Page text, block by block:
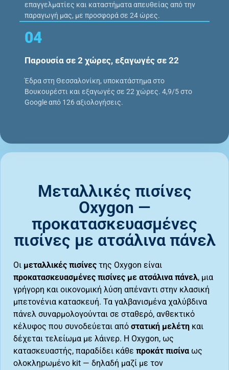
επαγγελματίες και καταστήματα απευθείας από την
παραγωγή μας, με προσφορά σε 24 ώρες.
04
Παρουσία σε 2 χώρες, εξαγωγές σε 22
Έδρα στη Θεσσαλονίκη, υποκατάστημα στο
Βουκουρέστι και εξαγωγές σε 22 χώρες. 4,9/5 στο
Google από 126 αξιολογήσεις.
Μεταλλικές πισίνες
Oxygon —
προκατασκευασμένες
πισίνες με ατσάλινα πάνελ
Οι μεταλλικές πισίνες της Oxygon είναι
προκατασκευασμένες πισίνες με ατσάλινα πάνελ, μια
γρήγορη και οικονομική λύση απέναντι στην κλασική
μπετονένια κατασκευή. Τα γαλβανισμένα χαλύβδινα
πάνελ συναρμολογούνται σε σταθερό, ανθεκτικό
κέλυφος που συνοδεύεται από στατική μελέτη και
δέχεται τελείωμα με λάινερ. Η Oxygon, ως
κατασκευαστής, παραδίδει κάθε προκάτ πισίνα ως
ολοκληρωμένο kit — δηλαδή μαζί με τον